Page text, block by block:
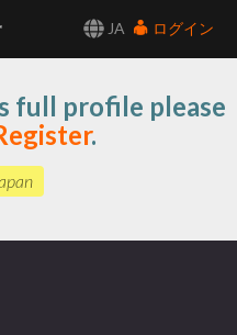
JA
ログイン
full profile please
.